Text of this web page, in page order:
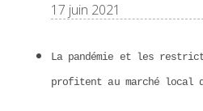
17 juin 2021
La pandémie et les
profitent au marché local